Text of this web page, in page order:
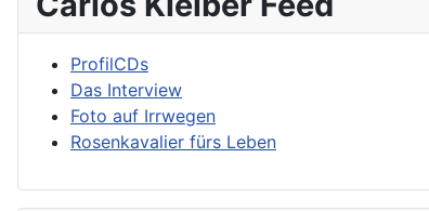
ProfilCDs
Das Interview
Foto auf Irrwegen
Rosenkavalier fürs Leben